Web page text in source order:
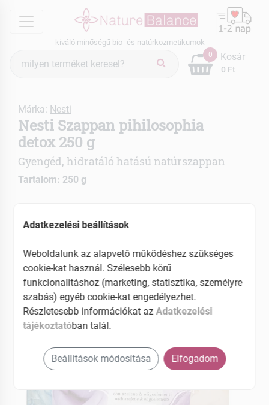
menu
kiváló minőségű bio- és natúrkozmetikumok
keresés
0
0 Ft
Kosár
Márka: Nesti
Nesti Szappan pihilosophia
detox 250 g
Gyengéd, hidratáló hatású natúrszappan
Tartalom: 250 g
Tisztítja, táplálja és hidratálja a bőrt
Adatkezelési beállítások
Weboldalunk az alapvető működéshez szükséges
cookie-kat használ. Szélesebb körű
funkcionalitáshoz (marketing, statisztika, személyre
szabás) egyéb cookie-kat engedélyezhet.
Részletesebb információkat az Adatkezelési
tájékoztatóban talál.
Beállítások módosítása Elfogadom